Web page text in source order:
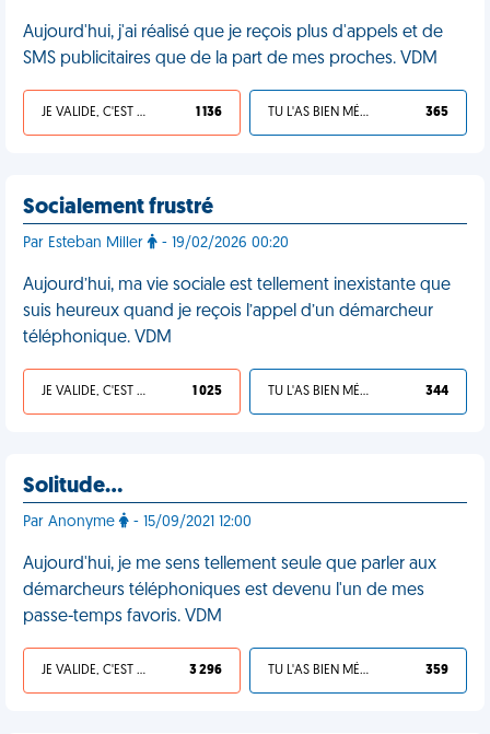
Aujourd'hui, j'ai réalisé que je reçois plus d'appels et de
SMS publicitaires que de la part de mes proches. VDM
JE VALIDE, C'EST UNE VDM 1 136 TU L'AS BIEN MÉRITÉ 365
Socialement frustré
Par Esteban Miller - 19/02/2026 00:20
Aujourd’hui, ma vie sociale est tellement inexistante que
suis heureux quand je reçois l’appel d’un démarcheur
téléphonique. VDM
JE VALIDE, C'EST UNE VDM 1 025 TU L'AS BIEN MÉRITÉ 344
Solitude…
Par Anonyme - 15/09/2021 12:00
Aujourd'hui, je me sens tellement seule que parler aux
démarcheurs téléphoniques est devenu l'un de mes
passe-temps favoris. VDM
JE VALIDE, C'EST UNE VDM 3 296 TU L'AS BIEN MÉRITÉ 359